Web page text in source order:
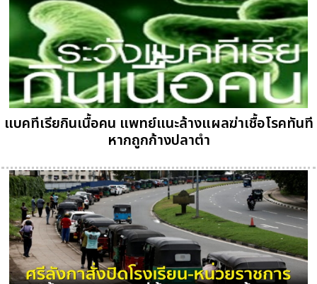
แบคทีเรียกินเนื้อคน แพทย์แนะล้างแผลฆ่าเชื้อโรคทันที
หากถูกก้างปลาตำ